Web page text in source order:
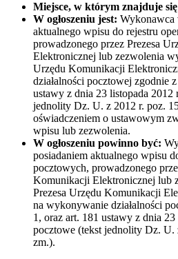
Miejsce, w którym znajduje
W ogłoszeniu jest: Wykonawca
aktualnego wpisu do rejestru
prowadzonego przez Prezesa
Elektronicznej lub zezwolenia
Urzędu Komunikacji
działalności pocztowej zgodnie
ustawy z dnia 23 listopada 2012
jednolity Dz. U. z 2012 r. poz.
oświadczeniem o ustawowym
wpisu lub zezwolenia.
W ogłoszeniu powinno być:
posiadaniem aktualnego wpisu
pocztowych, prowadzonego
Komunikacji Elektronicznej lub
Prezesa Urzędu Komunikacji
na wykonywanie działalności
1, oraz art. 181 ustawy z dnia
pocztowe (tekst jednolity Dz. U.
zm.).